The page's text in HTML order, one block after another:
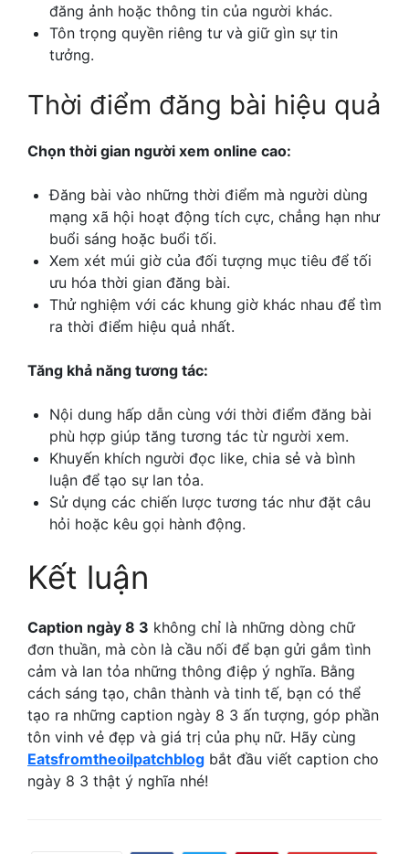
đăng ảnh hoặc thông tin của người khác.
Tôn trọng quyền riêng tư và giữ gìn sự tin
tưởng.
Thời điểm đăng bài hiệu quả
Chọn thời gian người xem online cao:
Đăng bài vào những thời điểm mà người dùng
mạng xã hội hoạt động tích cực, chẳng hạn như
buổi sáng hoặc buổi tối.
Xem xét múi giờ của đối tượng mục tiêu để tối
ưu hóa thời gian đăng bài.
Thử nghiệm với các khung giờ khác nhau để tìm
ra thời điểm hiệu quả nhất.
Tăng khả năng tương tác:
Nội dung hấp dẫn cùng với thời điểm đăng bài
phù hợp giúp tăng tương tác từ người xem.
Khuyến khích người đọc like, chia sẻ và bình
luận để tạo sự lan tỏa.
Sử dụng các chiến lược tương tác như đặt câu
hỏi hoặc kêu gọi hành động.
Kết luận
Caption ngày 8 3 không chỉ là những dòng chữ
đơn thuần, mà còn là cầu nối để bạn gửi gắm tình
cảm và lan tỏa những thông điệp ý nghĩa. Bằng
cách sáng tạo, chân thành và tinh tế, bạn có thể
tạo ra những caption ngày 8 3 ấn tượng, góp phần
tôn vinh vẻ đẹp và giá trị của phụ nữ. Hãy cùng
Eatsfromtheoilpatchblog bắt đầu viết caption cho
ngày 8 3 thật ý nghĩa nhé!